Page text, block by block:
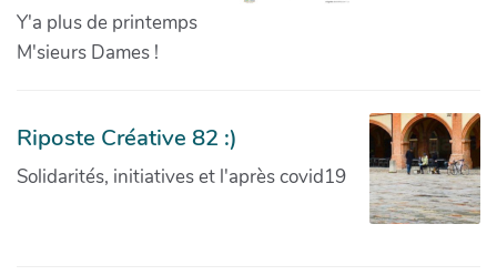
Y'a plus de printemps
M'sieurs Dames !
Riposte Créative 82 :)
Solidarités, initiatives et l'après covid19